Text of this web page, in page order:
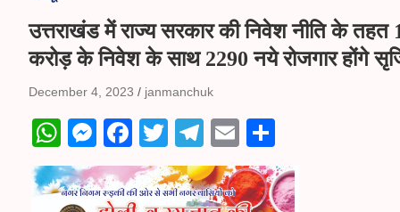
उत्तराखंड में राज्य सरकार की निवेश नीति के तहत
करोड़ के निवेश के साथ 2290 नये रोजगार होंगे
December 4, 2023 janmanchuk
W
ha
ts
M
es
se
Fa
ce
bo
T
wi
tte
Te
le
gr
E
m
ail
ha
re